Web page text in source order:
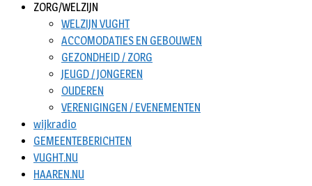
ZORG/WELZIJN
WELZIJN VUGHT
ACCOMODATIES EN GEBOUWEN
GEZONDHEID / ZORG
JEUGD / JONGEREN
OUDEREN
VERENIGINGEN / EVENEMENTEN
wijkradio
GEMEENTEBERICHTEN
VUGHT.NU
HAAREN.NU